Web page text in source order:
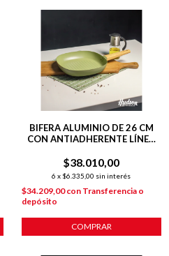
BIFERA ALUMINIO DE 26 CM
CON ANTIADHERENTE LÍNEA
$38.010,00
6 x $6.335,00 sin interés
$34.209,00con Transferencia o
depósito
COMPRAR